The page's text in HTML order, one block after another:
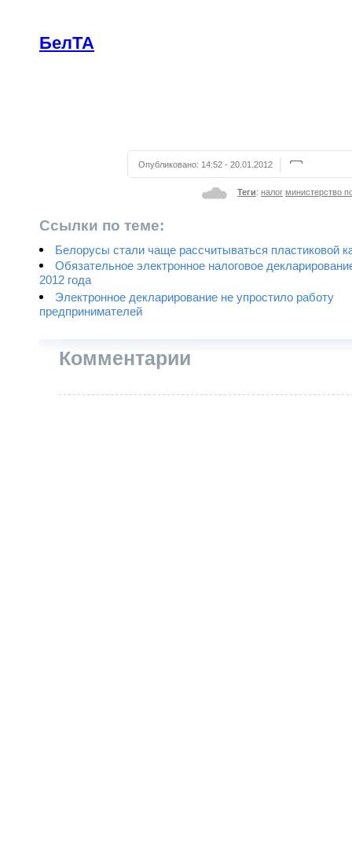
БелТА
Опубликовано: 14:52 - 20.01.2012
Теги: налог министерство
Ссылки по теме:
Белорусы стали чаще рассчитываться пластиковой
Обязательное электронное налоговое
2012 года
Электронное декларирование не упростило работу
предпринимателей
Комментарии